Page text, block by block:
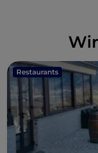
Restaurants